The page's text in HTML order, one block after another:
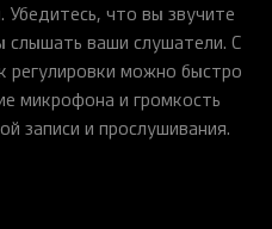
что вы звучите
ваши слушатели. С
регулировки можно быстро
микрофона и громкость
записи и прослушивания.